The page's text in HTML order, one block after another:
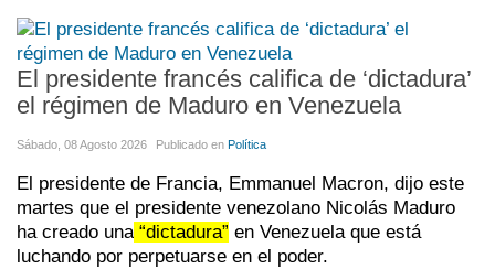
El presidente francés califica de ‘dictadura’
el régimen de Maduro en Venezuela
Sábado, 08 Agosto 2026 Publicado en Política
El presidente de Francia, Emmanuel Macron, dijo este
martes que el presidente venezolano Nicolás Maduro
ha creado una “dictadura” en Venezuela que está
luchando por perpetuarse en el poder.